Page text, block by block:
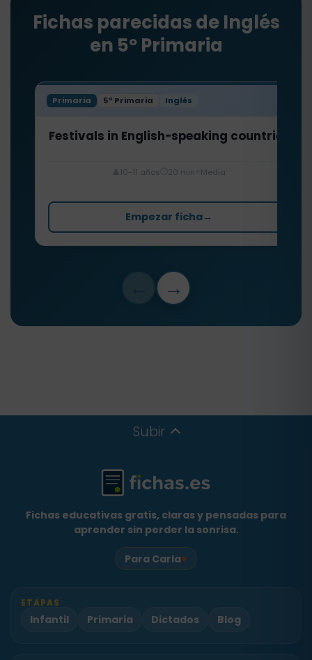
Fichas parecidas de Inglés
en 5º Primaria
Primaria 5º Primaria Inglés
Festivals in English-speaking countries
10-11 años 20 min Media
Empezar ficha→
→
Subir
Fichas educativas gratis, claras y pensadas para
aprender sin perder la sonrisa.
Para Carla♥
ETAPAS
Infantil Primaria Dictados Blog